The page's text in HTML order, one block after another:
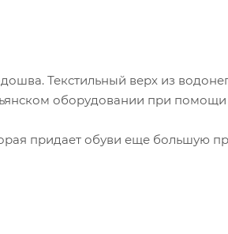
Текстильный верх из
оборудовании при
придает обуви еще большую